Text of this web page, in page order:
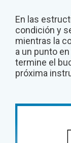
En las
condición y
mientras la
a un punto
termine el
próxima